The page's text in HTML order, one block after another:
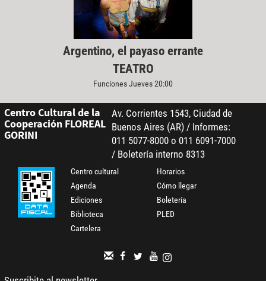
Argentino, el payaso errante
TEATRO
Funciones Jueves 20:00
Centro Cultural de la
Cooperación FLOREAL
GORINI
Av. Corrientes 1543, Ciudad de
Buenos Aires (AR) / Informes:
011 5077-8000 o 011 6091-7000
/ Boletería interno 8313
Centro cultural
Agenda
Ediciones
Biblioteca
Cartelera
Horarios
Cómo llegar
Boletería
PLED